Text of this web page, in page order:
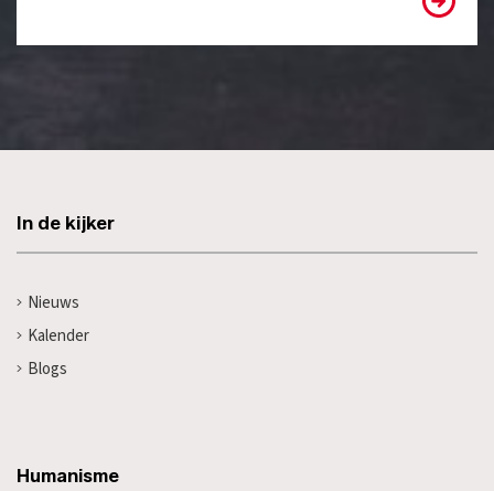
In de kijker
Nieuws
Kalender
Blogs
Humanisme